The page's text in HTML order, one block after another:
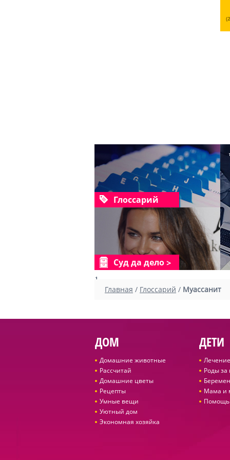
Глоссарий
Суд да дело
1
Главная / Глоссарий / Муассанит
ДОМ
Домашние животные
Рассчитай
Домашние цветы
Рецепты
Умные вещи
Уютный дом
Экономная хозяйка
ДЕТИ
Роды за
Мама и
Помощь